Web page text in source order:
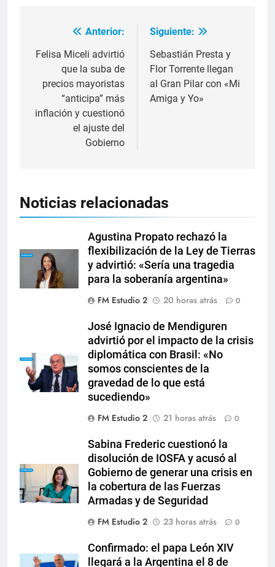
Anterior:
Felisa Miceli advirtió
que la suba de
precios mayoristas
“anticipa” más
inflación y cuestionó
el ajuste del
Gobierno
Siguiente:
Sebastián Presta y
Flor Torrente llegan
al Gran Pilar con «Mi
Amiga y Yo»
Noticias relacionadas
Agustina Propato rechazó la
flexibilización de la Ley de Tierras
y advirtió: «Sería una tragedia
para la soberanía argentina»
FM Estudio 2
20 horas atrás 0
José Ignacio de Mendiguren
advirtió por el impacto de la crisis
diplomática con Brasil: «No
somos conscientes de la
gravedad de lo que está
sucediendo»
FM Estudio 2
21 horas atrás 0
Sabina Frederic cuestionó la
disolución de IOSFA y acusó al
Gobierno de generar una crisis en
la cobertura de las Fuerzas
Armadas y de Seguridad
FM Estudio 2
23 horas atrás 0
Confirmado: el papa León XIV
llegará a la Argentina el 8 de